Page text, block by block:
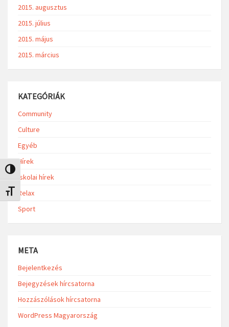
Nagy kontraszt váltása
Betűméret váltása
2015. augusztus
2015. július
2015. május
2015. március
KATEGÓRIÁK
Community
Culture
Egyéb
Hírek
Iskolai hírek
Relax
Sport
META
Bejelentkezés
Bejegyzések hírcsatorna
Hozzászólások hírcsatorna
WordPress Magyarország